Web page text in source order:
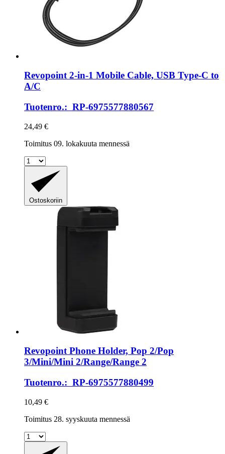
Revopoint2-​in-​1 Mobile Cable, USB Type-​C to
A/C
Tuotenro.: RP-6975577880567
24,49 €
Toimitus 09. lokakuuta mennessä
Ostoskoriin
RevopointPhone Holder, Pop 2/Pop
3/Mini/Mini 2/Range/Range 2
Tuotenro.: RP-6975577880499
10,49 €
Toimitus 28. syyskuuta mennessä